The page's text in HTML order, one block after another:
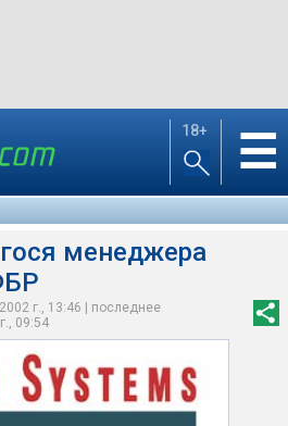
18+ ☰
менеджера
г., 13:46 | последнее
09:54